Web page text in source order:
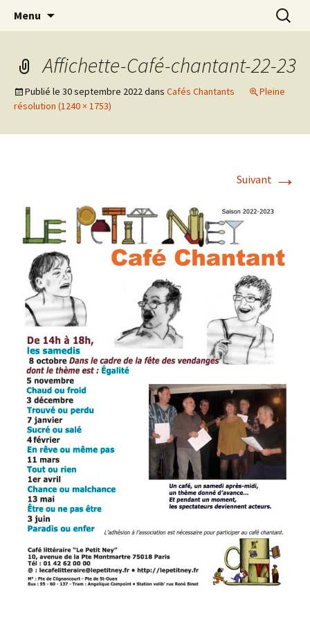
Le Petit Ney
Café littéraire, espace associatif
Menu
Affichette-Café-chantant-22-23
Publié le 30 septembre 2022dans Cafés Chantants
Pleine
résolution (1240 × 1753)
Suivant →